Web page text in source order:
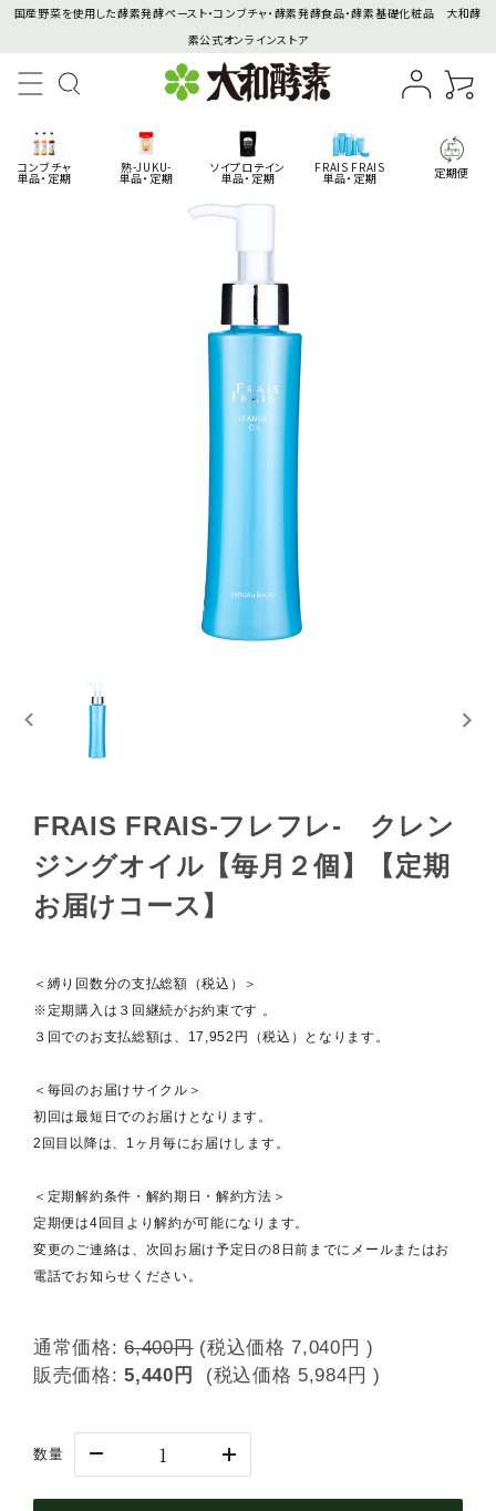
国産野菜を使用した酵素発酵ペースト・コンブチャ・酵素発酵食品・酵素基礎化粧品 大和酵
素公式オンラインストア
コンブチャ
単品・定期
熟-JUKU-
単品・定期
ソイプロテイン
単品・定期
FRAIS FRAIS
単品・定期 定期便
新規会員登録
FRAIS FRAIS-フレフレ- クレン
ジングオイル【毎月２個】【定期
お届けコース】
＜縛り回数分の支払総額（税込）＞
※定期購入は３回継続がお約束です 。
３回でのお支払総額は、17,952円（税込）となります。
＜毎回のお届けサイクル＞
初回は最短日でのお届けとなります。
2回目以降は、1ヶ月毎にお届けします。
＜定期解約条件・解約期日・解約方法＞
定期便は4回目より解約が可能になります。
変更のご連絡は、次回お届け予定日の8日前までにメールまたはお
電話でお知らせください。
通常価格:6,400円 (税込価格 7,040円 )
販売価格:5,440円 (税込価格 5,984円 )
数量